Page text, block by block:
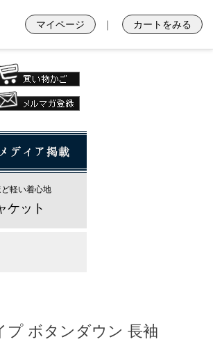
マイページ ｜ カートをみる
軽い着心地
ケット
プ ボタンダウン 長袖